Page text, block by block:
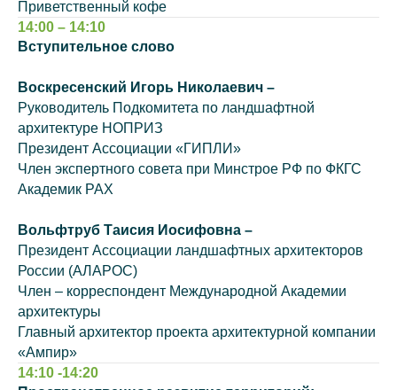
Приветственный кофе
14:00 – 14:10
Вступительное слово
Воскресенский Игорь Николаевич –
Руководитель Подкомитета по ландшафтной
архитектуре НОПРИЗ
Президент Ассоциации «ГИПЛИ»
Член экспертного совета при Минстрое РФ по ФКГС
Академик РАХ
Вольфтруб Таисия ⁠Иосифовна –
Президент Ассоциации ландшафтных архитекторов
России (АЛАРОС)
Член – корреспондент Международной Академии
архитектуры
Главный архитектор проекта архитектурной компании
«Ампир»
14:10 -14:20